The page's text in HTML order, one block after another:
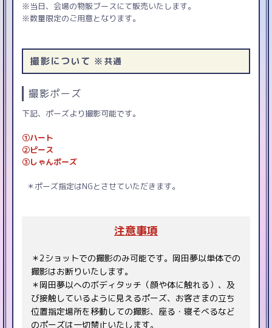
※当日、会場の物販ブースにて販売いたします。
※数量限定のご用意となります。
撮影について ※共通
撮影ポーズ
下記、ポーズより撮影可能です。
①ハート
②ピース
③しゃんポーズ
＊ポーズ指定はNGとさせていただきます。
注意事項
＊2ショットでの撮影のみ可能です。岡田夢以単体での
撮影はお断りいたします。
＊岡田夢以へのボディタッチ（顔や体に触れる）、及
び接触しているように見えるポーズ、お客さまの立ち
位置指定場所を移動しての撮影、座る・寝そべるなど
のポーズは一切禁止いたします。